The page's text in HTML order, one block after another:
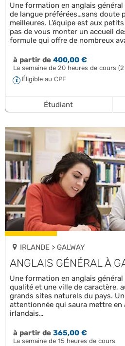
Une formation en anglais général
de langue préférées…sans doute
meilleures. L’équipe est aux
pas de vous monter un accueil
formule qui offre de nombreux
à partir de400,00 €
La semaine de 20 heures de cours
Éligible au CPF
Étudiant
IRLANDE > GALWAY
ANGLAIS GÉNÉRAL À
Une formation en anglais général
qualité et une ville de caractère,
grands sites naturels du pays.
attentionnée qui saura mettre en
irlandais…
à partir de365,00 €
La semaine de 15 heures de cours